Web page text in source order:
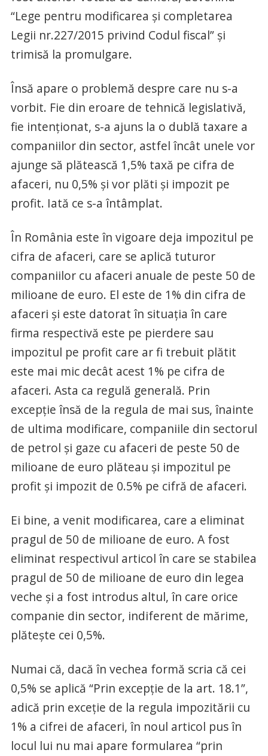
“Lege pentru modificarea și completarea
Legii nr.227/2015 privind Codul fiscal” și
trimisă la promulgare.
Însă apare o problemă despre care nu s-a
vorbit. Fie din eroare de tehnică legislativă,
fie intenționat, s-a ajuns la o dublă taxare a
companiilor din sector, astfel încât unele vor
ajunge să plătească 1,5% taxă pe cifra de
afaceri, nu 0,5% și vor plăti și impozit pe
profit. Iată ce s-a întâmplat.
În România este în vigoare deja impozitul pe
cifra de afaceri, care se aplică tuturor
companiilor cu afaceri anuale de peste 50 de
milioane de euro. El este de 1% din cifra de
afaceri și este datorat în situația în care
firma respectivă este pe pierdere sau
impozitul pe profit care ar fi trebuit plătit
este mai mic decât acest 1% pe cifra de
afaceri. Asta ca regulă generală. Prin
excepție însă de la regula de mai sus, înainte
de ultima modificare, companiile din sectorul
de petrol și gaze cu afaceri de peste 50 de
milioane de euro plăteau și impozitul pe
profit și impozit de 0.5% pe cifră de afaceri.
Ei bine, a venit modificarea, care a eliminat
pragul de 50 de milioane de euro. A fost
eliminat respectivul articol în care se stabilea
pragul de 50 de milioane de euro din legea
veche și a fost introdus altul, în care orice
companie din sector, indiferent de mărime,
plătește cei 0,5%.
Numai că, dacă în vechea formă scria că cei
0,5% se aplică “Prin excepţie de la art. 18.1”,
adică prin exceție de la regula impozitării cu
1% a cifrei de afaceri, în noul articol pus în
locul lui nu mai apare formularea “prin